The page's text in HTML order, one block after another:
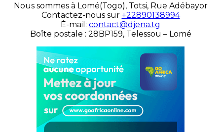
Nous sommes à Lomé(Togo), Totsi, Rue Adébayor
Contactez-nous sur +22890138994
É-mail: contact@djena.tg
Boîte postale : 28BP159, Telessou – Lomé